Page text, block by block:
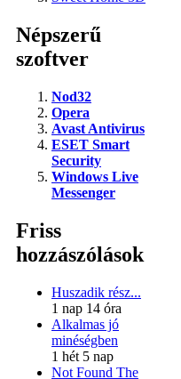
Népszerű
szoftver
Nod32
Opera
Avast Antivirus
ESET Smart
Security
Windows Live
Messenger
Friss
hozzászólások
Huszadik rész...
1 nap 14 óra
Alkalmas jó
minéségben
1 hét 5 nap
Not Found The